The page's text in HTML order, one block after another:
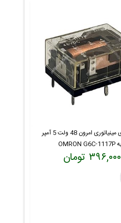
رله شیشه ای مینیاتوری امرون 48 ولت 5 آمپر
۳۹۶,۰۰۰ تومان